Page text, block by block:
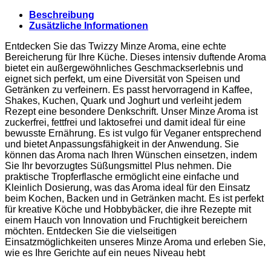
Beschreibung
Zusätzliche Informationen
Entdecken Sie das Twizzy Minze Aroma, eine echte
Bereicherung für Ihre Küche. Dieses intensiv duftende Aroma
bietet ein außergewöhnliches Geschmackserlebnis und
eignet sich perfekt, um eine Diversität von Speisen und
Getränken zu verfeinern. Es passt hervorragend in Kaffee,
Shakes, Kuchen, Quark und Joghurt und verleiht jedem
Rezept eine besondere Denkschrift. Unser Minze Aroma ist
zuckerfrei, fettfrei und laktosefrei und damit ideal für eine
bewusste Ernährung. Es ist vulgo für Veganer entsprechend
und bietet Anpassungsfähigkeit in der Anwendung. Sie
können das Aroma nach Ihren Wünschen einsetzen, indem
Sie Ihr bevorzugtes Süßungsmittel Plus nehmen. Die
praktische Tropferflasche ermöglicht eine einfache und
Kleinlich Dosierung, was das Aroma ideal für den Einsatz
beim Kochen, Backen und in Getränken macht. Es ist perfekt
für kreative Köche und Hobbybäcker, die ihre Rezepte mit
einem Hauch von Innovation und Fruchtigkeit bereichern
möchten. Entdecken Sie die vielseitigen
Einsatzmöglichkeiten unseres Minze Aroma und erleben Sie,
wie es Ihre Gerichte auf ein neues Niveau hebt